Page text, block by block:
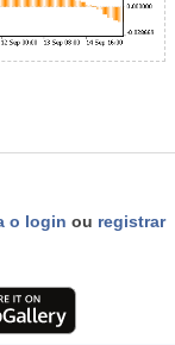
o login ou registrar